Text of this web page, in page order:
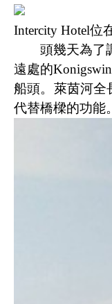
Intercity Hotel位
頭幾天為了調
遠處的
船頭。萊茵河全
代替橋樑的功能